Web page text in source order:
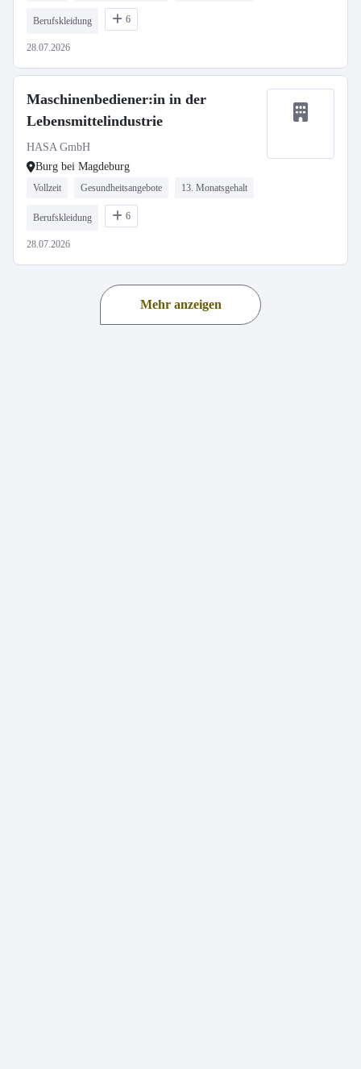
Berufskleidung 6
28.07.2026
Maschinenbediener:in in der
Lebensmittelindustrie
HASA GmbH
Burg bei Magdeburg
Vollzeit Gesundheitsangebote 13. Monatsgehalt
Berufskleidung 6
28.07.2026
Mehr anzeigen